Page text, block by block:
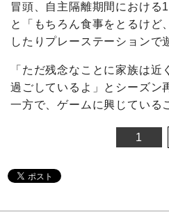
冒頭、自主隔離期間における
と「もちろん食事をとるけど
したりプレーステーションで
「ただ残念なことに家族は
過ごしているよ」とシーズン
一方で、ゲームに興じている
1